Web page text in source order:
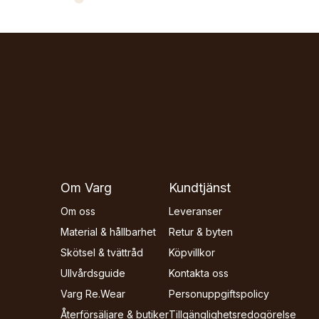
Om Varg
Om oss
Material & hållbarhet
Skötsel & tvättråd
Ullvårdsguide
Varg Re.Wear
Återförsäljare & butiker
Kundtjänst
Leveranser
Retur & byten
Köpvillkor
Kontakta oss
Personuppgiftspolicy
Tillgänglighets­redogörelse